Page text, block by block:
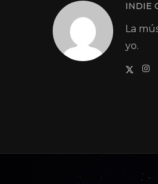
INDIE
La
yo.